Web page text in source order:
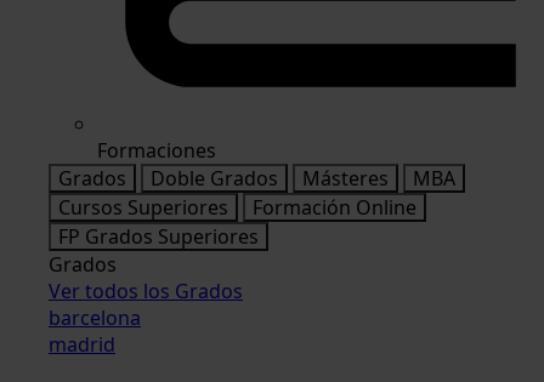
Formaciones
Grados
Doble Grados Másteres
MBA
Cursos Superiores
Formación Online
FP Grados Superiores
Grados
Ver todos los Grados
barcelona
madrid